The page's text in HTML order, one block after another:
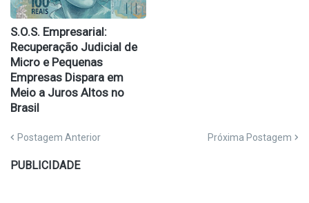
S.O.S. Empresarial:
Recuperação Judicial de
Micro e Pequenas
Empresas Dispara em
Meio a Juros Altos no
Brasil
Postagem Anterior Próxima Postagem
PUBLICIDADE